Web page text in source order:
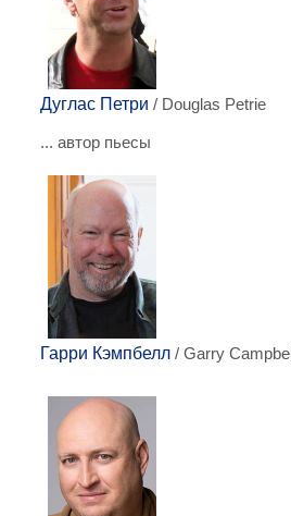
Дуглас Петри / Douglas Petrie
... автор пьесы
Гарри Кэмпбелл / Garry Campbell